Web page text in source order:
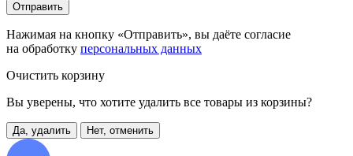
Отправить
Нажимая на кнопку «Отправить», вы даёте согласие
на обработку персональных данных
Очистить корзину
Вы уверены, что хотите удалить все товары из корзины?
Да, удалить Нет, отменить